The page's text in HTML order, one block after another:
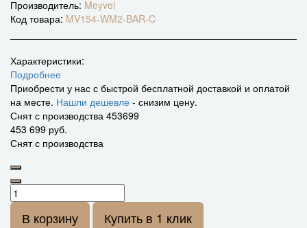
Производитель: Meyvel
Код товара: MV154-WM2-BAR-C
Характеристики:
Подробнее
Приобрести у нас с быстрой бесплатной доставкой и оплатой
на месте. Нашли дешевле - снизим цену.
Снят с производства 453699
453 699 руб.
Снят с производства
В корзину Купить в 1 клик